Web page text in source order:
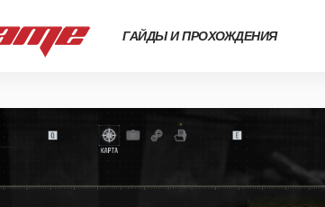
ГАЙДЫ И ПРОХОЖДЕНИЯ